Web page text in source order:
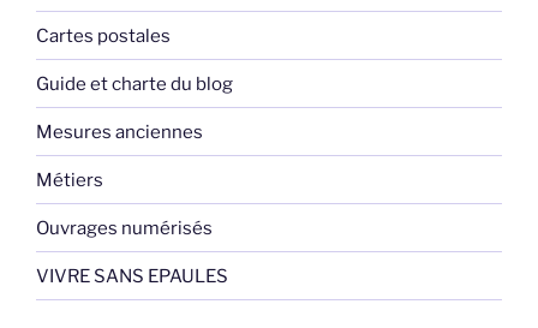
Cartes postales
Guide et charte du blog
Mesures anciennes
Métiers
Ouvrages numérisés
VIVRE SANS EPAULES